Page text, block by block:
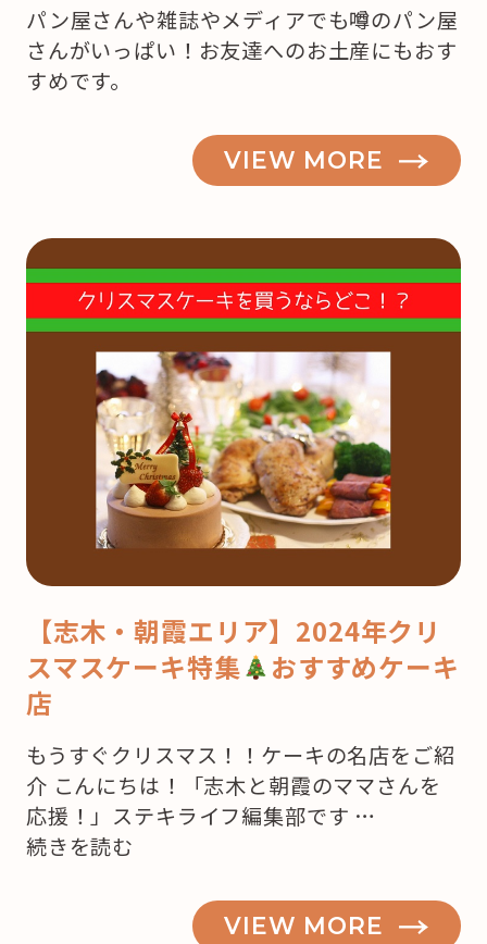
パン屋さんや雑誌やメディアでも噂のパン屋
さんがいっぱい！お友達へのお土産にもおす
すめです。
VIEW MORE
【志木・朝霞エリア】2024年クリ
スマスケーキ特集
おすすめケーキ
店
もうすぐクリスマス！！ケーキの名店をご紹
介 こんにちは！「志木と朝霞のママさんを
応援！」ステキライフ編集部です …
“【志
続きを読む
VIEW MORE